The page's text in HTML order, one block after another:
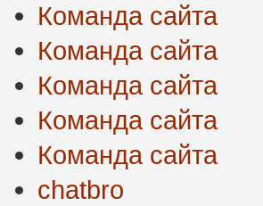
Команда сайта
Команда сайта
Команда сайта
Команда сайта
Команда сайта
chatbro